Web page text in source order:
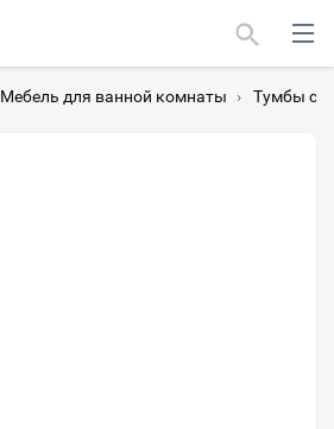
Мебель для ванной комнаты › Тумбы с